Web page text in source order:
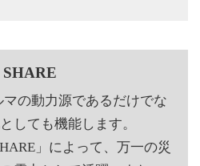
の動力源であるだけでな
しても機能します。
」によって、万一の災